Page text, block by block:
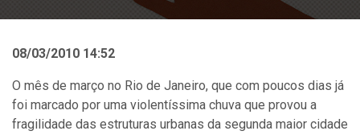
08/03/2010 14:52
O mês de março no Rio de Janeiro, que com poucos dias já
foi marcado por uma violentíssima chuva que provou a
fragilidade das estruturas urbanas da segunda maior cidade